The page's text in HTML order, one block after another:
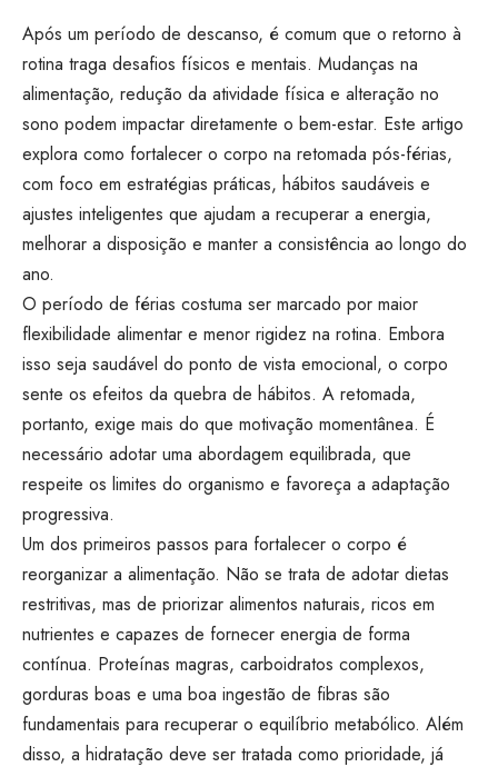
Após um período de descanso, é comum que o retorno à
rotina traga desafios físicos e mentais. Mudanças na
alimentação, redução da atividade física e alteração no
sono podem impactar diretamente o bem-estar. Este artigo
explora como fortalecer o corpo na retomada pós-férias,
com foco em estratégias práticas, hábitos saudáveis e
ajustes inteligentes que ajudam a recuperar a energia,
melhorar a disposição e manter a consistência ao longo do
ano.
O período de férias costuma ser marcado por maior
flexibilidade alimentar e menor rigidez na rotina. Embora
isso seja saudável do ponto de vista emocional, o corpo
sente os efeitos da quebra de hábitos. A retomada,
portanto, exige mais do que motivação momentânea. É
necessário adotar uma abordagem equilibrada, que
respeite os limites do organismo e favoreça a adaptação
progressiva.
Um dos primeiros passos para fortalecer o corpo é
reorganizar a alimentação. Não se trata de adotar dietas
restritivas, mas de priorizar alimentos naturais, ricos em
nutrientes e capazes de fornecer energia de forma
contínua. Proteínas magras, carboidratos complexos,
gorduras boas e uma boa ingestão de fibras são
fundamentais para recuperar o equilíbrio metabólico. Além
disso, a hidratação deve ser tratada como prioridade, já